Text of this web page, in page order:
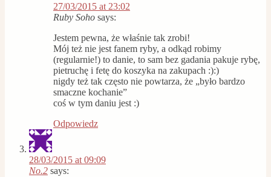
27/03/2015 at 23:02
Ruby Soho says:
Jestem pewna, że właśnie tak zrobi!
Mój też nie jest fanem ryby, a odkąd robimy
(regularnie!) to danie, to sam bez gadania pakuje rybę,
pietruchę i fetę do koszyka na zakupach :):)
nigdy też tak często nie powtarza, że „było bardzo
smaczne kochanie”
coś w tym daniu jest :)
Odpowiedz
28/03/2015 at 09:09
No.2 says: